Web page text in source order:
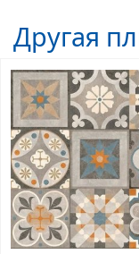
Другая